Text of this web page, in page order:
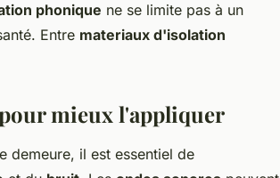
phonique ne se limite pas à un
Entre materiaux d'isolation
mieux l'appliquer
demeure, il est essentiel de